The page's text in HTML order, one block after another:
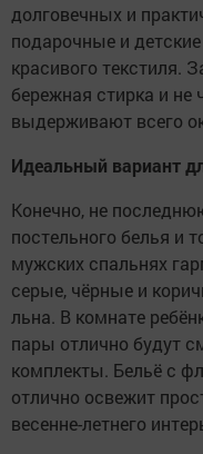
долговечных и
подарочные и
красивого текстиля.
бережная стирка и не
выдерживают всего
Идеальный вариант
Конечно, не
постельного белья и
мужских спальнях
серые, чёрные и
льна. В комнате
пары отлично будут
комплекты. Бельё с
отлично освежит
весенне-летнего